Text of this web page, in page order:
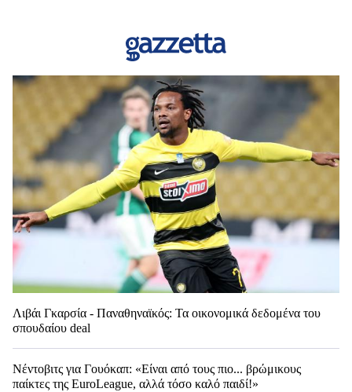
Λιβάι Γκαρσία - Παναθηναϊκός: Τα οικονομικά δεδομένα του
σπουδαίου deal
Νέντοβιτς για Γουόκαπ: «Είναι από τους πιο... βρώμικους
παίκτες της EuroLeague, αλλά τόσο καλό παιδί!»